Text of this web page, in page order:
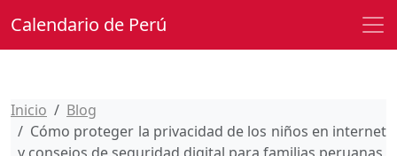
Calendario de Perú
Inicio
Blog
Cómo proteger la privacidad de los niños en internet